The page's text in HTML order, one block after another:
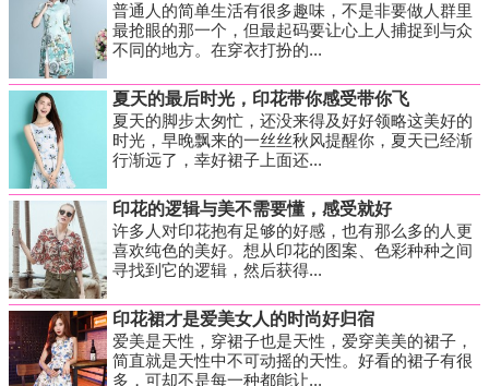
普通人的简单生活有很多趣味，不是非要做人群里
最抢眼的那一个，但最起码要让心上人捕捉到与众
不同的地方。在穿衣打扮的...
夏天的最后时光，印花带你感受带你飞
夏天的脚步太匆忙，还没来得及好好领略这美好的
时光，早晚飘来的一丝丝秋风提醒你，夏天已经渐
行渐远了，幸好裙子上面还...
印花的逻辑与美不需要懂，感受就好
许多人对印花抱有足够的好感，也有那么多的人更
喜欢纯色的美好。想从印花的图案、色彩种种之间
寻找到它的逻辑，然后获得...
印花裙才是爱美女人的时尚好归宿
爱美是天性，穿裙子也是天性，爱穿美美的裙子，
简直就是天性中不可动摇的天性。好看的裙子有很
多，可却不是每一种都能让...